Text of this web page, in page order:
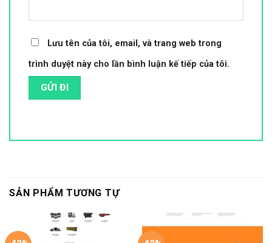
Lưu tên của tôi, email, và trang web trong
trình duyệt này cho lần bình luận kế tiếp của tôi.
SẢN PHẨM TƯƠNG TỰ